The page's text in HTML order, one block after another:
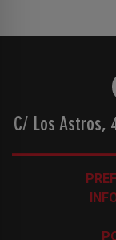
C/ Los Astros,